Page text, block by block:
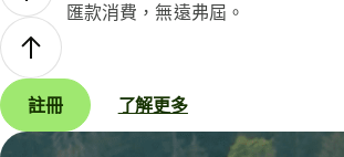
匯款消費，無遠弗屆。
註冊 了解更多